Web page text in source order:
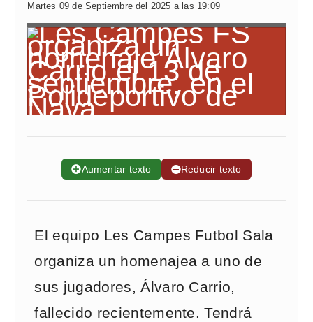
Martes 09 de Septiembre del 2025 a las 19:09
➕Aumentar texto ➖Reducir texto
El equipo Les Campes Futbol Sala
organiza un homenajea a uno de
sus jugadores, Álvaro Carrio,
fallecido recientemente. Tendrá